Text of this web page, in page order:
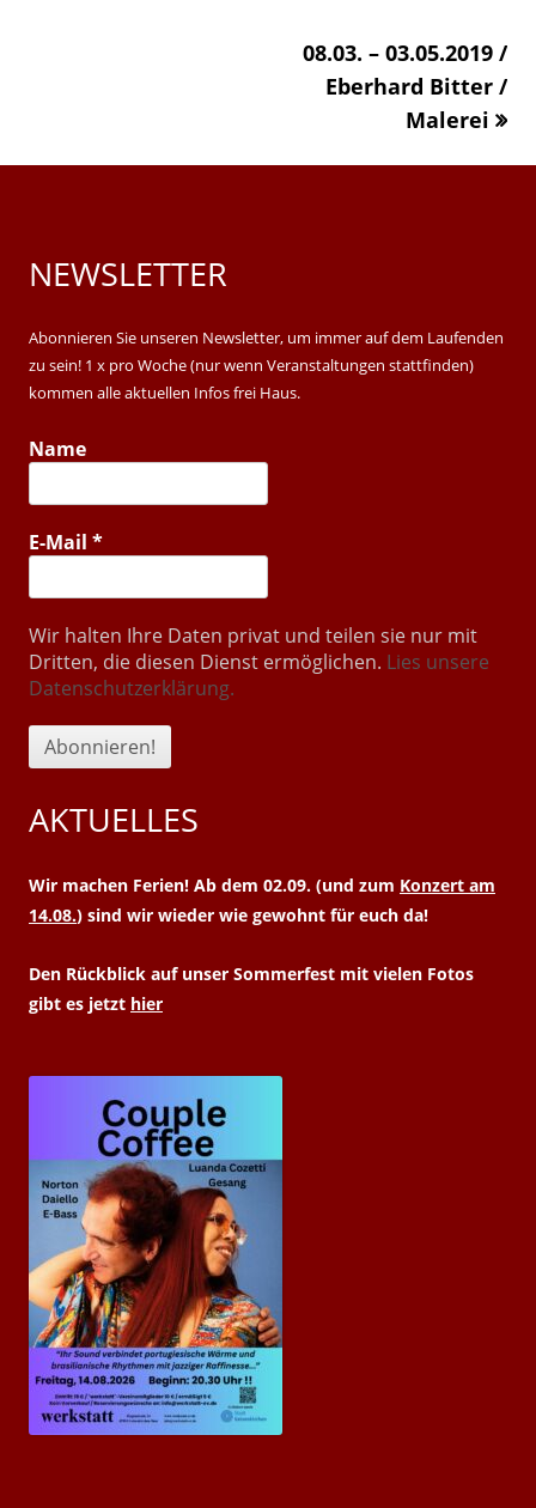
window
windownew
08.03. – 03.05.2019 /
Eberhard Bitter /
Malerei
Main
Sidebar
NEWSLETTER
Abonnieren Sie unseren Newsletter, um immer auf dem Laufenden
zu sein! 1 x pro Woche (nur wenn Veranstaltungen stattfinden)
kommen alle aktuellen Infos frei Haus.
Name
E-Mail *
Wir halten Ihre Daten privat und teilen sie nur mit
Dritten, die diesen Dienst ermöglichen. Lies unsere
Datenschutzerklärung.
AKTUELLES
Wir machen Ferien! Ab dem 02.09. (und zum Konzert am
14.08.) sind wir wieder wie gewohnt für euch da!
Den Rückblick auf unser Sommerfest mit vielen Fotos
gibt es jetzt hier